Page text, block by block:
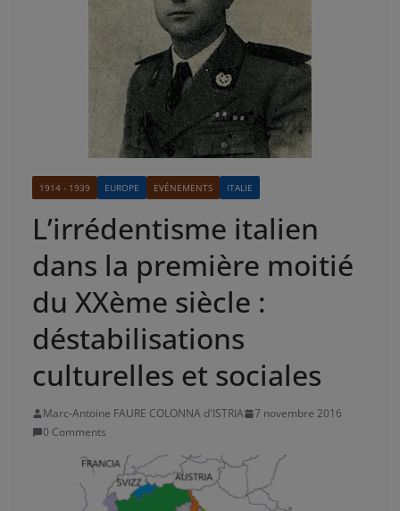
1914 - 1939 EUROPE EVÉNEMENTS ITALIE
L’irrédentisme italien
dans la première moitié
du XXème siècle :
déstabilisations
culturelles et sociales
Marc-Antoine FAURE COLONNA d'ISTRIA
7 novembre 2016
0 Comments